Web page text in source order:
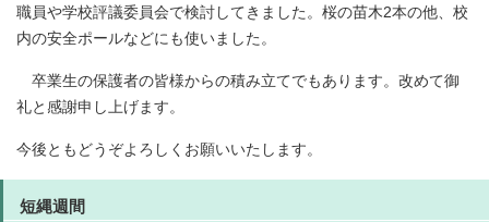
職員や学校評議委員会で検討してきました。桜の苗木2本の他、校
内の安全ポールなどにも使いました。
卒業生の保護者の皆様からの積み立てでもあります。改めて御
礼と感謝申し上げます。
今後ともどうぞよろしくお願いいたします。
短縄週間